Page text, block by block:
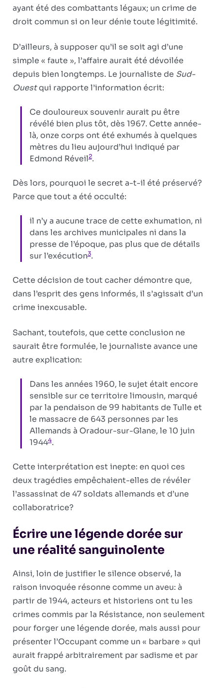
ayant été des combattants légaux; un crime de
droit commun si on leur dénie toute légitimité.
D’ailleurs, à supposer qu’il se soit agi d’une
simple « faute », l’affaire aurait été dévoilée
depuis bien longtemps. Le journaliste de Sud-
Ouestqui rapporte l’information écrit:
Ce douloureux souvenir aurait pu être
révélé bien plus tôt, dès 1967. Cette année-
là, onze corps ont été exhumés à quelques
mètres du lieu aujourd’hui indiqué par
Edmond Réveil2.
Dès lors, pourquoi le secret a-t-il été préservé?
Parce que tout a été occulté:
il n’y a aucune trace de cette exhumation, ni
dans les archives municipales ni dans la
presse de l’époque, pas plus que de détails
sur l’exécution3.
Cette décision de tout cacher démontre que,
dans l’esprit des gens informés, il s’agissait d’un
crime inexcusable.
Sachant, toutefois, que cette conclusion ne
saurait être formulée, le journaliste avance une
autre explication:
Dans les années 1960, le sujet était encore
sensible sur ce territoire limousin, marqué
par la pendaison de 99 habitants de Tulle et
le massacre de 643 personnes par les
Allemands à Oradour-sur-Glane, le 10 juin
19444.
Cette interprétation est inepte: en quoi ces
deux tragédies empêchaient-elles de révéler
l’assassinat de 47 soldats allemands et d’une
collaboratrice?
Écrire une légende dorée sur
une réalité sanguinolente
Ainsi, loin de justifier le silence observé, la
raison invoquée résonne comme un aveu: à
partir de 1944, acteurs et historiens ont tu les
crimes commis par la Résistance, non seulement
pour forger une légende dorée, mais aussi pour
présenter l’Occupant comme un « barbare » qui
aurait frappé arbitrairement par sadisme et par
goût du sang.